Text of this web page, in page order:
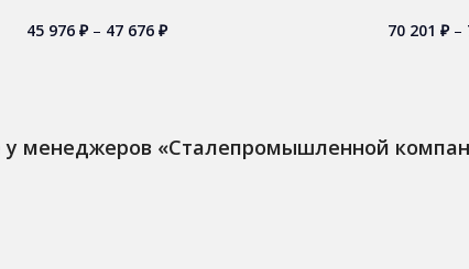
45 976 ₽ – 47 676 ₽
70 201₽ –
менеджеров «Сталепромышленной